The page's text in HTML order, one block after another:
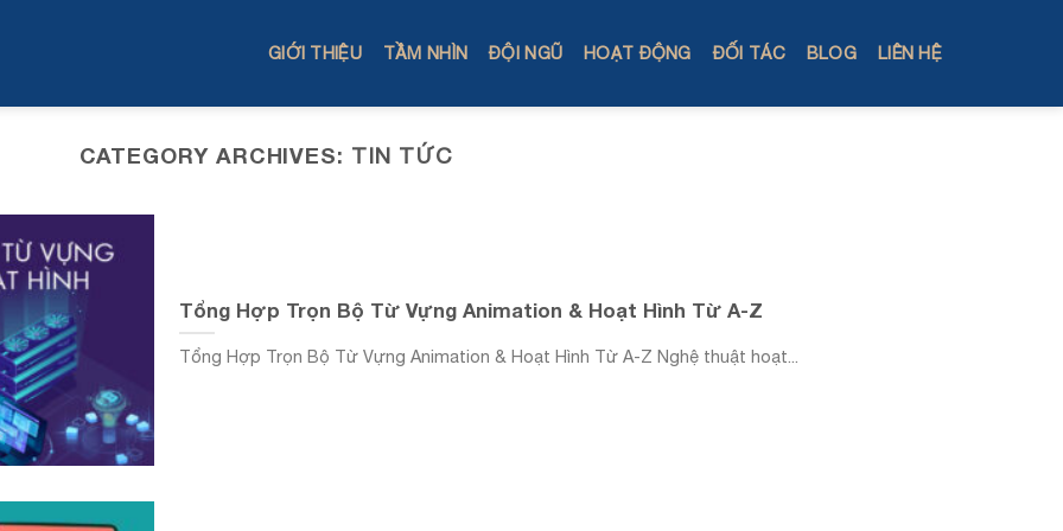
GIỚI THIỆU TẦM NHÌN ĐỘI NGŨ HOẠT ĐỘNG ĐỐI TÁC BLOG LIÊN HỆ
CATEGORY ARCHIVES: TIN TỨC
Tổng Hợp Trọn Bộ Từ Vựng Animation & Hoạt Hình Từ A-Z
Tổng Hợp Trọn Bộ Từ Vựng Animation & Hoạt Hình Từ A-Z Nghệ thuật hoạt...